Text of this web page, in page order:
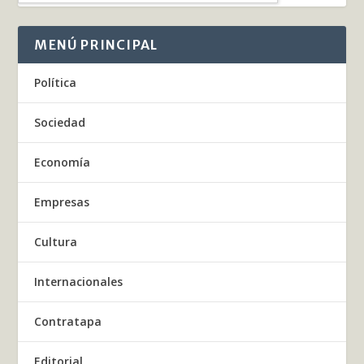
MENÚ PRINCIPAL
Política
Sociedad
Economía
Empresas
Cultura
Internacionales
Contratapa
Editorial